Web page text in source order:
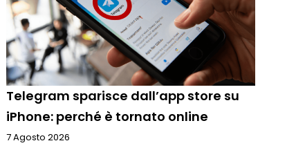
Telegram sparisce dall’app store su
iPhone: perché è tornato online
7 Agosto 2026